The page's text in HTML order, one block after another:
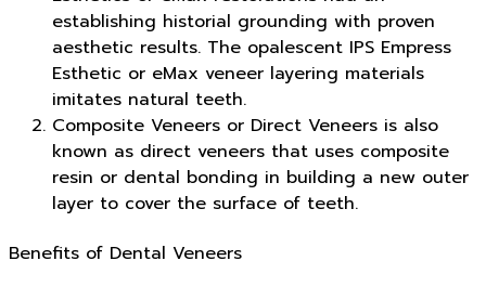
establishing historial grounding with proven
aesthetic results. The opalescent IPS Empress
Esthetic or eMax veneer layering materials
imitates natural teeth.
Composite Veneers or Direct Veneers is also
known as direct veneers that uses composite
resin or dental bonding in building a new outer
layer to cover the surface of teeth.
Benefits of Dental Veneers